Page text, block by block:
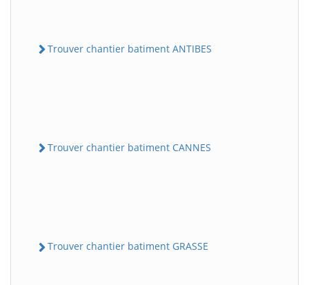
Trouver chantier batiment ANTIBES
Trouver chantier batiment CANNES
Trouver chantier batiment GRASSE